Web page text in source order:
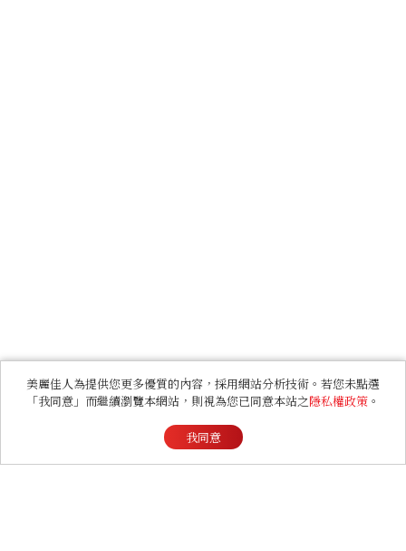
美麗佳人為提供您更多優質的內容，採用網站分析技術。若您未點選
「我同意」而繼續瀏覽本網站，則視為您已同意本站之隱私權政策 。
我同意